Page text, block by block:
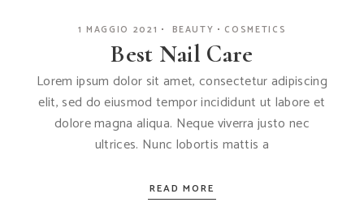
1 MAGGIO 2021 BEAUTY COSMETICS
Best Nail Care
Lorem ipsum dolor sit amet, consectetur adipiscing
elit, sed do eiusmod tempor incididunt ut labore et
dolore magna aliqua. Neque viverra justo nec
ultrices. Nunc lobortis mattis a
READ MORE